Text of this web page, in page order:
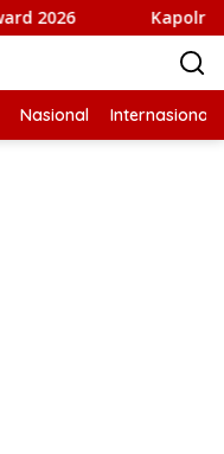
Kapolresta Banda
Nasional Internasional